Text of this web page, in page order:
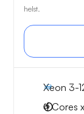
helst.
Xeon 3-
4 Cores